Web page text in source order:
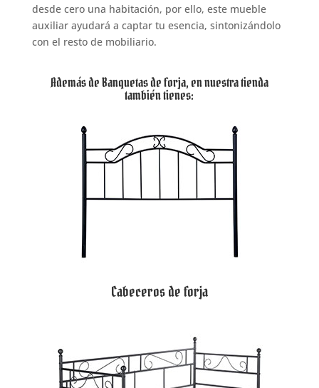
desde cero una habitación, por ello, este mueble
auxiliar ayudará a captar tu esencia, sintonizándolo
con el resto de mobiliario.
Además de Banquetas de forja, en nuestra tienda
también tienes:
Cabeceros de forja